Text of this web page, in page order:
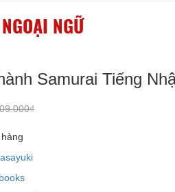
NGỮ
Samurai Tiếng